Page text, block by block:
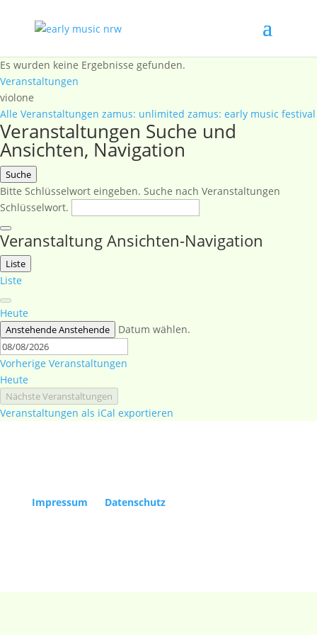
Es wurden keine Ergebnisse gefunden.
Veranstaltungen
violone
Alle Veranstaltungen zamus: unlimited zamus: early music festival
Veranstaltungen Suche und
Ansichten, Navigation
Suche
Bitte Schlüsselwort eingeben. Suche nach Veranstaltungen
Schlüsselwort.
Veranstaltung Ansichten-Navigation
Liste
Liste
Heute
AnstehendeAnstehende Datum wählen.
Vorherige Veranstaltungen
Heute
NächsteVeranstaltungen
Veranstaltungen als iCal exportieren
Impressum
Datenschutz